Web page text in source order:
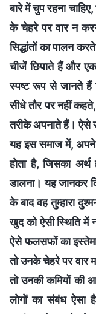
बारे में चुप रहना
के चेहरे पर वार न
सिद्धांतों का पालन
चीजें छिपाते हैं और
स्पष्ट रूप से जानते हैं
सीधे तौर पर नहीं
तरीके अपनाते हैं। ऐसे
यह इस समाज में, अपने
होता है, जिसका
डालना। यह जानकर
के बाद वह तुम्हारा
खुद को ऐसी स्थिति
ऐसे फलसफों का
तो उनके चेहरे पर वार
तो उनकी कमियों की
लोगों का संबंध ऐसा